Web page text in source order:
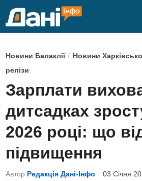
P
o
s
t
e
d
i
Новини Балаклії/ Новини
релізи
Зарплати
дитсадках
2026 році: що
підвищення
Автор Редакція Дані-Інфо 03 Січня